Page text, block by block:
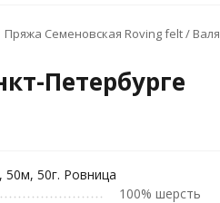
Пряжа Семеновская Roving felt / Валя
Петербурге
50м, 50г. Ровница
100% шерсть